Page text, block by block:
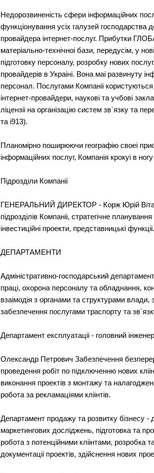
Недорозвиненість сфери інформаційних
функціонування усіх галузей господарства
провайдера інтернет-послуг. Прибутки
матеріально-технічноі бази, передусім, у
підготовку персоналу, розробку нових
провайдерів в Украіні. Вона маі развинуту
персонал. Послугами Компаніі користуються
інтернет-провайдери, наукові та учбові
ліцензіі на організацію систем зв`язку та
та і913).
Планомірно поширюючи географію своеі
інформаційних послуг, Компанія крокуі в
Підрозділи Компаніі
ГЕНЕРАЛЬНИЙ ДИРЕКТОР - Корж Юрій
підрозділів Компаніі, стратегічне
інвестиційні проекти, представницькі функціі.
ДЕПАРТАМЕНТИ
Адміністративно-господарський
праці, охорона персоналу та обладнання,
взаімодія з органами та структурами влади,
забезпечення послугами траспорту та
Департамент експлуатаціі - головний
Олександр Петрович Забезпечення
проведення робіт по підключенню нових
виконання проектів з монтажу та
робота за рекламаціями кліінтів.
Департамент продажу та розвитку бізнесу -
маркетингових досліджень, підготовка та
робота з потенційними кліінтами, розробка
документаціі проектів, здійснення нових